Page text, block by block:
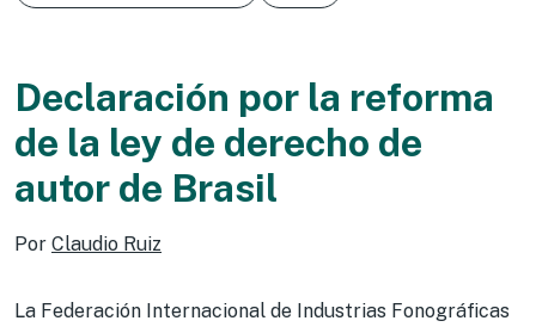
Declaración por la reforma
de la ley de derecho de
autor de Brasil
Por Claudio Ruiz
La Federación Internacional de Industrias Fonográficas